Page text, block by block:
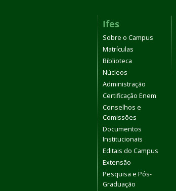
Ifes
Sobre o Campus
Matrículas
Biblioteca
Núcleos
Administração
Certificação Enem
Conselhos e
Comissões
Documentos
Institucionais
Editais do Campus
Extensão
Pesquisa e Pós-
Graduação